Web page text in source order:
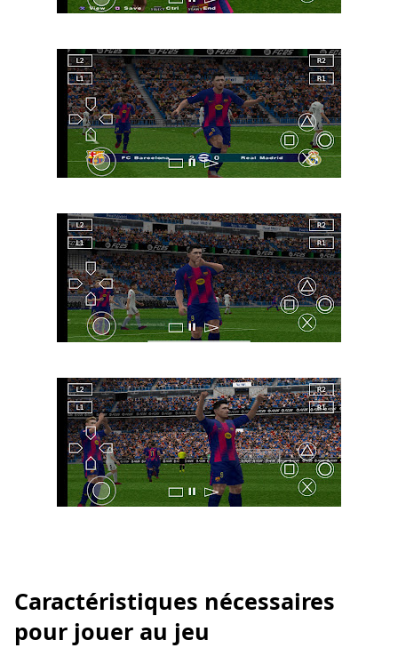
Caractéristiques nécessaires
pour jouer au jeu